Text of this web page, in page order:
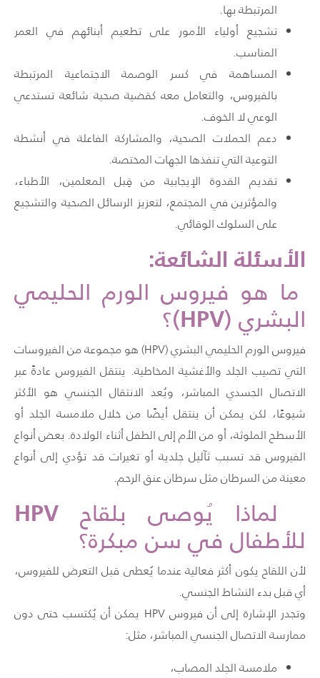
المرتبطة بها.
تشجيع أولياء الأمور على تطعيم أبنائهم في العمر
المناسب.
المساهمة في كسر الوصمة الاجتماعية المرتبطة
بالفيروس، والتعامل معه كقضية صحية شائعة تستدعي
الوعي لا الخوف.
دعم الحملات الصحية، والمشاركة الفاعلة في أنشطة
التوعية التي تنفذها الجهات المختصة.
تقديم القدوة الإيجابية من قِبل المعلمين، الأطباء،
والمؤثرين في المجتمع، لتعزيز الرسائل الصحية والتشجيع
على السلوك الوقائي.
الأسئلة الشائعة:
ما هو فيروس الورم الحليمي
البشري (HPV)؟
فيروس الورم الحليمي البشري (HPV) هو مجموعة من الفيروسات
التي تصيب الجلد والأغشية المخاطية. ينتقل الفيروس عادةً عبر
الاتصال الجسدي المباشر، ويُعد الانتقال الجنسي هو الأكثر
شيوعًا، لكن يمكن أن ينتقل أيضًا من خلال ملامسة الجلد أو
الأسطح الملوثة، أو من الأم إلى الطفل أثناء الولادة. بعض أنواع
الفيروس قد تسبب ثآليل جلدية أو تغيرات قد تؤدي إلى أنواع
معينة من السرطان مثل سرطان عنق الرحم.
لماذا يُوصى بلقاح HPV
للأطفال في سن مبكرة؟
لأن اللقاح يكون أكثر فعالية عندما يُعطى قبل التعرض للفيروس،
أي قبل بدء النشاط الجنسي.
وتجدر الإشارة إلى أن فيروس HPV يمكن أن يُكتسب حتى دون
ممارسة الاتصال الجنسي المباشر، مثل:
ملامسة الجلد المصاب،